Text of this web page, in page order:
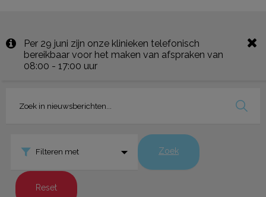
Per 29 juni zijn onze klinieken telefonisch
bereikbaar voor het maken van afspraken van
08:00 - 17:00 uur
Filteren met Zoek
Reset